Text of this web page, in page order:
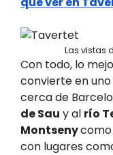
Las vistas
Con todo, lo
convierte en
cerca de
de Sau y al río
Montseny
con lugares